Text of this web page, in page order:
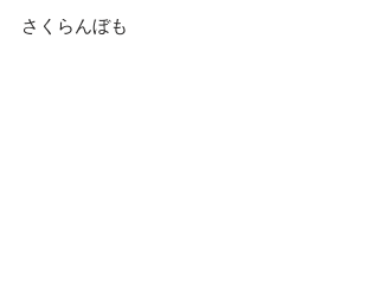
さくらんぼも